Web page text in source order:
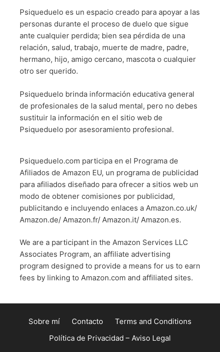
Psiqueduelo es un espacio creado para apoyar a las
personas durante el proceso de duelo que sigue
ante cualquier perdida; bien sea pérdida de una
relación, salud, trabajo, muerte de madre, padre,
hermano, hijo, amigo cercano, mascota o cualquier
otro ser querido.
Psiqueduelo brinda información educativa general
de profesionales de la salud mental, pero no debes
sustituir la información en el sitio web de
Psiqueduelo por asesoramiento profesional.
Psiqueduelo.com participa en el Programa de
Afiliados de Amazon EU, un programa de publicidad
para afiliados diseñado para ofrecer a sitios web un
modo de obtener comisiones por publicidad,
publicitando e incluyendo enlaces a Amazon.co.uk/
Amazon.de/ Amazon.fr/ Amazon.it/ Amazon.es.
We are a participant in the Amazon Services LLC
Associates Program, an affiliate advertising
program designed to provide a means for us to earn
fees by linking to Amazon.com and affiliated sites.
Sobre mí Contacto
Terms and Conditions
Política de Privacidad – Aviso Legal